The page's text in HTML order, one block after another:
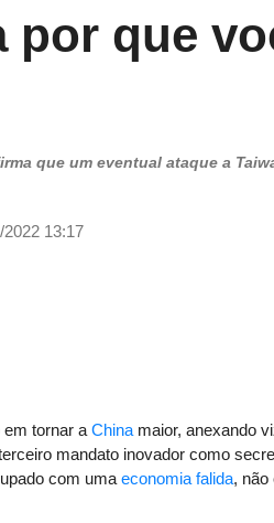
por que
que um eventual ataque a
13:17
tornar a China maior, anexando
mandato inovador como
com uma economia falida, não